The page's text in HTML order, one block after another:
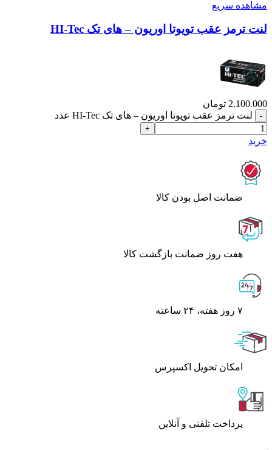
مشاهده سریع
لنت ترمز عقب تویوتا اوریون – های تک HI-Tec
2.100.000 تومان
لنت ترمز عقب تویوتا اوریون – های تک HI-Tec عدد
خرید
ﺿﻤﺎﻧﺖ اﺻﻞ ﺑﻮدن ﮐﺎﻟﺎ
هفت روز ضمانت بازگشت کالا
۷ روز ﻫﻔﺘﻪ، ۲۴ ﺳﺎﻋﺘﻪ
اﻣﮑﺎن ﺗﺤﻮﯾﻞ اﮐﺴﭙﺮس
پرداخت تلفنی و آنلاین